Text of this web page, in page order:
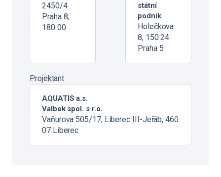
2450/4
Praha 8,
180 00
státní
podnik
Holečkova
8, 150 24
Praha 5
Projektant
AQUATIS a.s.
Valbek spol. s r.o.
Vaňurova 505/17, Liberec III-Jeřáb, 460
07 Liberec